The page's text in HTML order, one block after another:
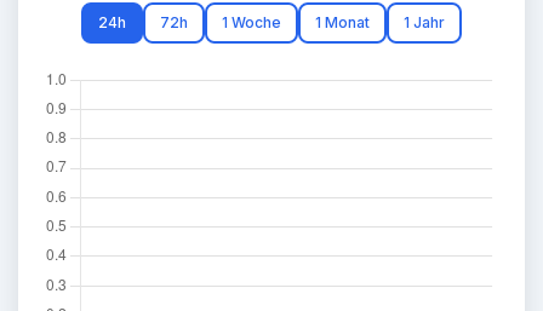
24h 72h 1 Woche 1 Monat 1 Jahr